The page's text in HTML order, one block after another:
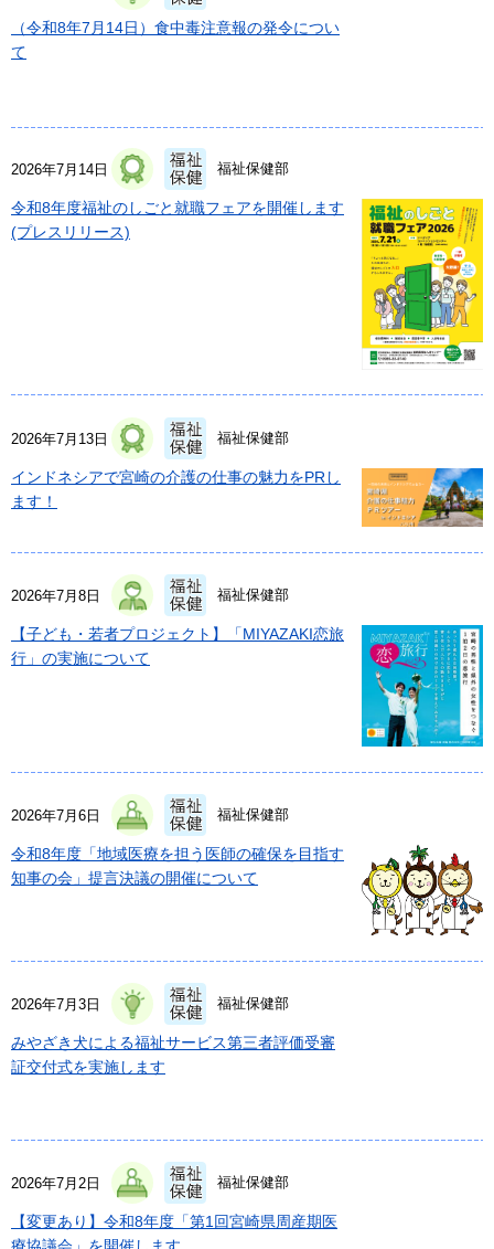
（令和8年7月14日）食中毒注意報の発令につい
て
2026年7月14日 福祉保健部
令和8年度福祉のしごと就職フェアを開催します
(プレスリリース)
2026年7月13日 福祉保健部
インドネシアで宮崎の介護の仕事の魅力をPRし
ます！
2026年7月8日 福祉保健部
【子ども・若者プロジェクト】「MIYAZAKI恋旅
行」の実施について
2026年7月6日 福祉保健部
令和8年度「地域医療を担う医師の確保を目指す
知事の会」提言決議の開催について
2026年7月3日 福祉保健部
みやざき犬による福祉サービス第三者評価受審
証交付式を実施します
2026年7月2日 福祉保健部
【変更あり】令和8年度「第1回宮崎県周産期医